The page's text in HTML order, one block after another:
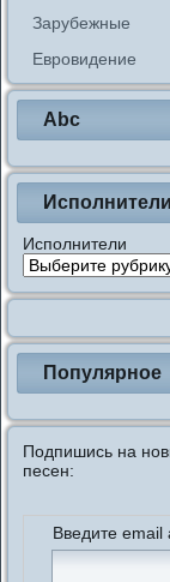
Зарубежные
Евровидение
Abc
Исполнители
Исполнители
Популярное
Подпишись на
песен:
Введите email